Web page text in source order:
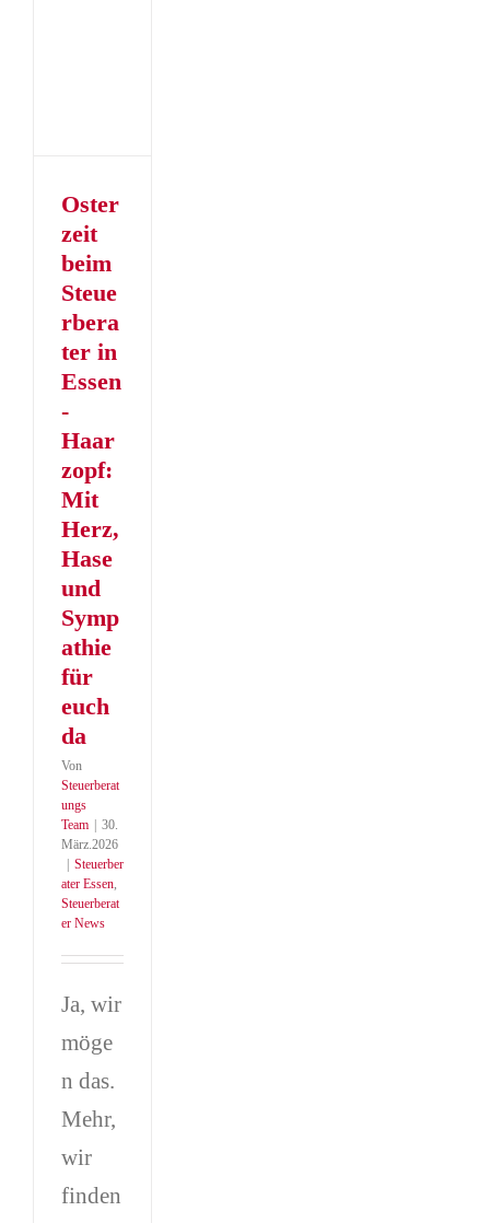
Oster
zeit
beim
Steue
rbera
ter in
Essen
-
Haar
zopf:
Mit
Herz,
Hase
und
Symp
athie
für
euch
da
Von
Steuerberat
ungs
Team
30.
März.2026
Steuerber
ater Essen,
Steuerberat
er News
Ja, wir
möge
n das.
Mehr,
wir
finden